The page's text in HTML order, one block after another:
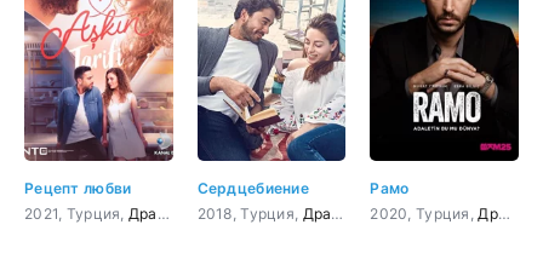
Рецепт любви
2021, Турция, Драма Мелодрама
Сердцебиение
2018, Турция, Драма Мелодрама
Рамо
2020, Турция, Драма